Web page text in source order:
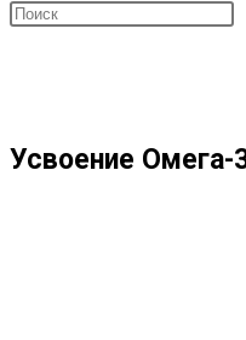
ПОИСК
Усвоение Омега-